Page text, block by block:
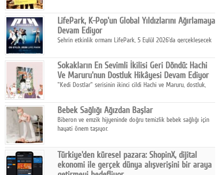
gösteriyor.
LifePark, K-Pop'un Global Yıldızlarını Ağırlamaya
Devam Ediyor
Şehrin etkinlik ormanı LifePark, 5 Eylül 2026'da gerçekleşecek
haritasında önemli bir destinasyon haline getirmeye
hazırlanıyor.
Sokakların En Sevimli İkilisi Geri Döndü: Hachi
Ve Maruru'nun Dostluk Hikâyesi Devam Ediyor
"Kedi Dostlar" serisinin ikinci cildi Hachi ve Maruru, dostluk,
mevsiminin zorlu koşulları eşliğinde anlatıyor.
Bebek Sağlığı Ağızdan Başlar
Biberon ve emzik hijyeninde doğru temizlik bebek sağlığı için
hayati önem taşıyor.
Türkiye'den küresel pazara: ShopinX, dijital
ekonomi ile gerçek dünya alışverişini bir araya